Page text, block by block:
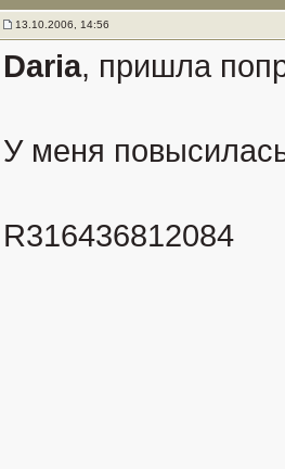
13.10.2006, 14:56
Daria, пришла
У меня
R316436812084